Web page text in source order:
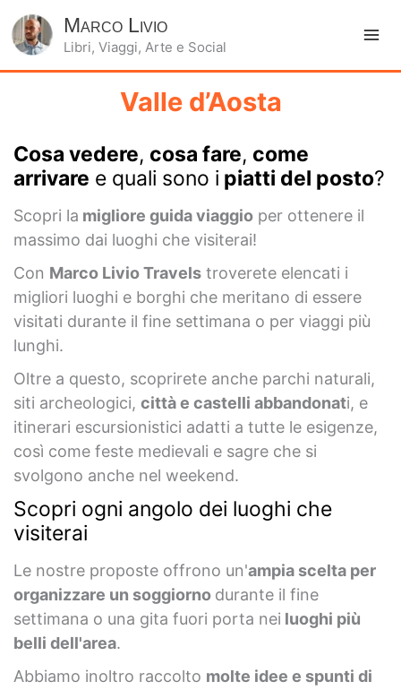
Marco Livio
Libri, Viaggi, Arte e Social
Valle d’Aosta
Cosa vedere, cosa fare, come
arrivare e quali sono i piatti del posto?
Scopri la migliore guida viaggio per ottenere il
massimo dai luoghi che visiterai!
Con Marco Livio Travels troverete elencati i
migliori luoghi e borghi che meritano di essere
visitati durante il fine settimana o per viaggi più
lunghi.
Oltre a questo, scoprirete anche parchi naturali,
siti archeologici, città e castelli abbandonati, e
itinerari escursionistici adatti a tutte le esigenze,
così come feste medievali e sagre che si
svolgono anche nel weekend.
Scopri ogni angolo dei luoghi che
visiterai
Le nostre proposte offrono un'ampia scelta per
organizzare un soggiorno durante il fine
settimana o una gita fuori porta nei luoghi più
belli dell'area.
Abbiamo inoltro raccolto molte idee e spunti di